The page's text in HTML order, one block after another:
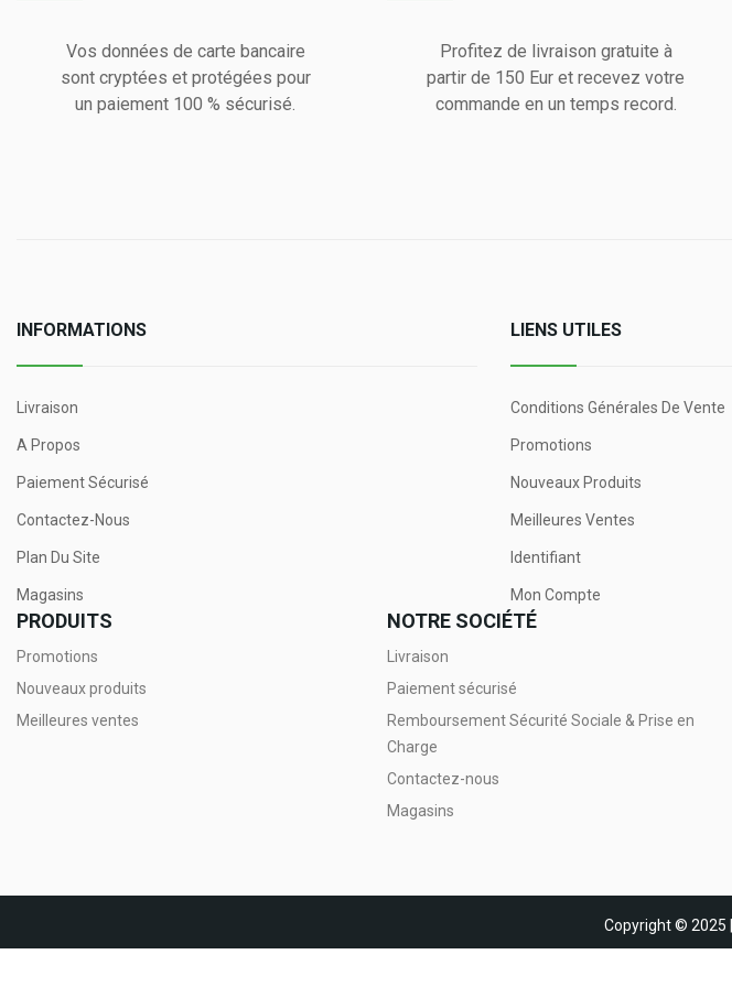
Vos données de carte bancaire
sont cryptées et protégées pour
un paiement 100 % sécurisé.
Profitez de livraison gratuite à
partir de 150 Eur et recevez votre
commande en un temps record.
INFORMATIONS
Livraison
A Propos
Paiement Sécurisé
Contactez-Nous
Plan Du Site
Magasins
LIENS UTILES
Conditions Générales De Vente
Promotions
Nouveaux Produits
Meilleures Ventes
Identifiant
Mon Compte
PRODUITS
Promotions
Nouveaux produits
Meilleures ventes
NOTRE SOCIÉTÉ
Livraison
Paiement sécurisé
Remboursement Sécurité Sociale & Prise en
Charge
Contactez-nous
Magasins
Copyright © 2025 |